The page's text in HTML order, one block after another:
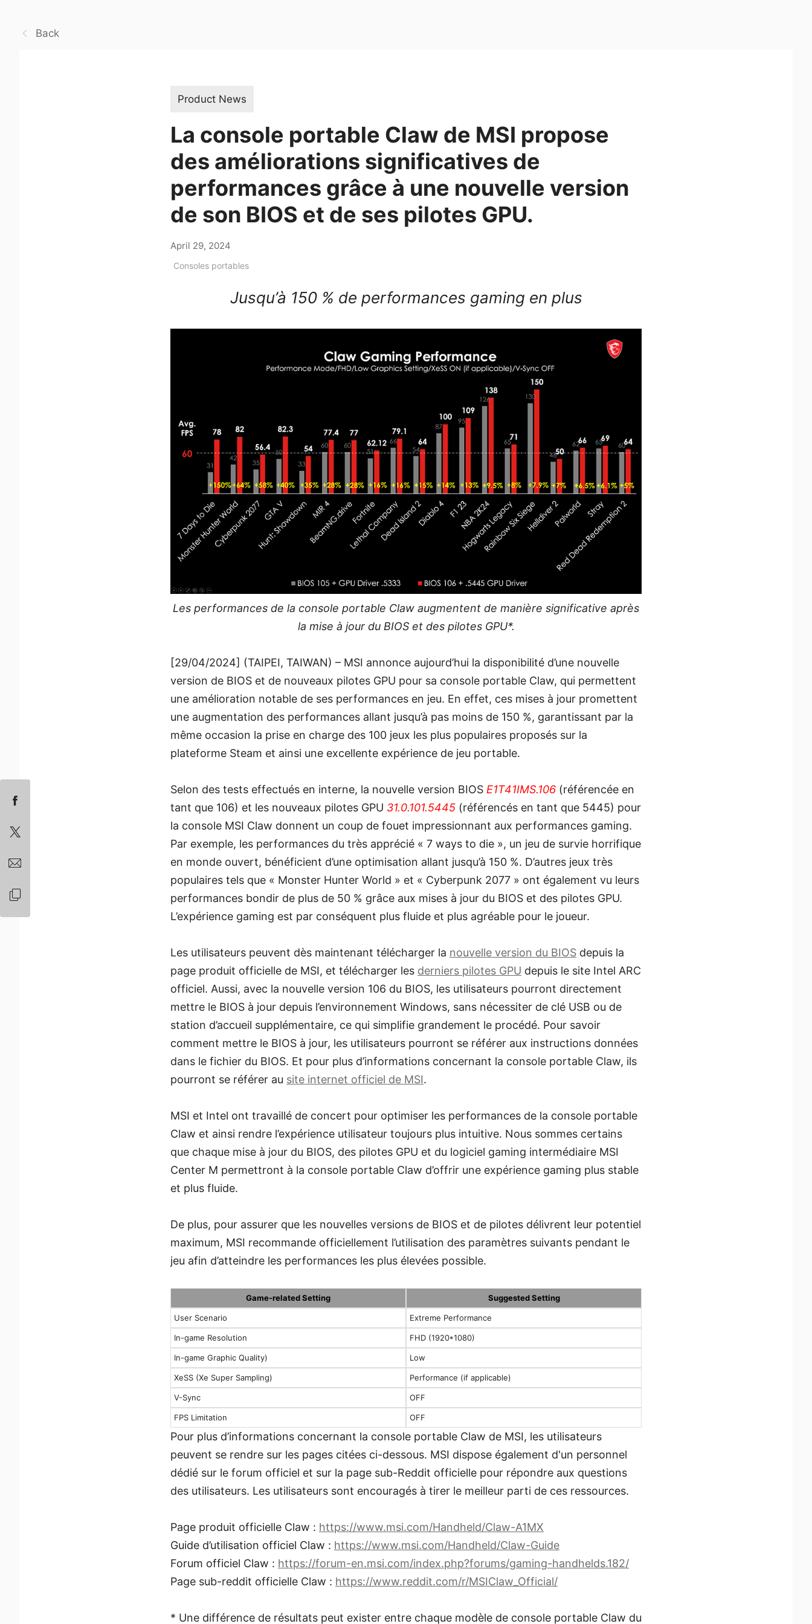
Back
Product News
La console portable Claw de MSI propose
des améliorations significatives de
performances grâce à une nouvelle version
de son BIOS et de ses pilotes GPU.
April 29, 2024
Consoles portables
Jusqu’à 150 % de performances gaming en plus
Les performances de la console portable Claw augmentent de manière significative après
la mise à jour du BIOS et des pilotes GPU*.
[29/04/2024] (TAIPEI, TAIWAN) – MSI annonce aujourd’hui la disponibilité d’une nouvelle
version de BIOS et de nouveaux pilotes GPU pour sa console portable Claw, qui permettent
une amélioration notable de ses performances en jeu. En effet, ces mises à jour promettent
une augmentation des performances allant jusqu’à pas moins de 150 %, garantissant par la
même occasion la prise en charge des 100 jeux les plus populaires proposés sur la
plateforme Steam et ainsi une excellente expérience de jeu portable.
Selon des tests effectués en interne, la nouvelle version BIOS E1T41IMS.106 (référencée en
tant que 106) et les nouveaux pilotes GPU 31.0.101.5445 (référencés en tant que 5445) pour
la console MSI Claw donnent un coup de fouet impressionnant aux performances gaming.
Par exemple, les performances du très apprécié « 7 ways to die », un jeu de survie horrifique
en monde ouvert, bénéficient d’une optimisation allant jusqu’à 150 %. D’autres jeux très
populaires tels que « Monster Hunter World » et « Cyberpunk 2077 » ont également vu leurs
performances bondir de plus de 50 % grâce aux mises à jour du BIOS et des pilotes GPU.
L’expérience gaming est par conséquent plus fluide et plus agréable pour le joueur.
Les utilisateurs peuvent dès maintenant télécharger la nouvelle version du BIOS depuis la
page produit officielle de MSI, et télécharger les derniers pilotes GPU depuis le site Intel ARC
officiel. Aussi, avec la nouvelle version 106 du BIOS, les utilisateurs pourront directement
mettre le BIOS à jour depuis l’environnement Windows, sans nécessiter de clé USB ou de
station d’accueil supplémentaire, ce qui simplifie grandement le procédé. Pour savoir
comment mettre le BIOS à jour, les utilisateurs pourront se référer aux instructions données
dans le fichier du BIOS. Et pour plus d’informations concernant la console portable Claw, ils
pourront se référer au site internet officiel de MSI.
MSI et Intel ont travaillé de concert pour optimiser les performances de la console portable
Claw et ainsi rendre l’expérience utilisateur toujours plus intuitive. Nous sommes certains
que chaque mise à jour du BIOS, des pilotes GPU et du logiciel gaming intermédiaire MSI
Center M permettront à la console portable Claw d’offrir une expérience gaming plus stable
et plus fluide.
De plus, pour assurer que les nouvelles versions de BIOS et de pilotes délivrent leur potentiel
maximum, MSI recommande officiellement l’utilisation des paramètres suivants pendant le
jeu afin d’atteindre les performances les plus élevées possible.
Game-related Setting Suggested Setting
User Scenario Extreme Performance
In-game Resolution FHD (1920*1080)
In-game Graphic Quality) Low
XeSS (Xe Super Sampling) Performance (if applicable)
V-Sync OFF
FPS Limitation OFF
Pour plus d’informations concernant la console portable Claw de MSI, les utilisateurs
peuvent se rendre sur les pages citées ci-dessous. MSI dispose également d'un personnel
dédié sur le forum officiel et sur la page sub-Reddit officielle pour répondre aux questions
des utilisateurs. Les utilisateurs sont encouragés à tirer le meilleur parti de ces ressources.
Page produit officielle Claw : https://www.msi.com/Handheld/Claw-A1MX
Guide d’utilisation officiel Claw : https://www.msi.com/Handheld/Claw-Guide
Forum officiel Claw : https://forum-en.msi.com/index.php?forums/gaming-handhelds.182/
Page sub-reddit officielle Claw : https://www.reddit.com/r/MSIClaw_Official/
* Une différence de résultats peut exister entre chaque modèle de console portable Claw du